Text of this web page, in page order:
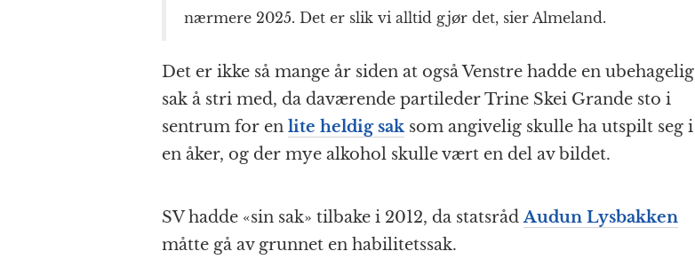
nærmere 2025. Det er slik vi alltid gjør det, sier Almeland.
Det er ikke så mange år siden at også Venstre hadde en ubehagelig
sak å stri med, da daværende partileder Trine Skei Grande sto i
sentrum for en lite heldig sak som angivelig skulle ha utspilt seg i
en åker, og der mye alkohol skulle vært en del av bildet.
SV hadde «sin sak» tilbake i 2012, da statsrådAudun Lysbakken
måtte gå av grunnet en habilitetssak.